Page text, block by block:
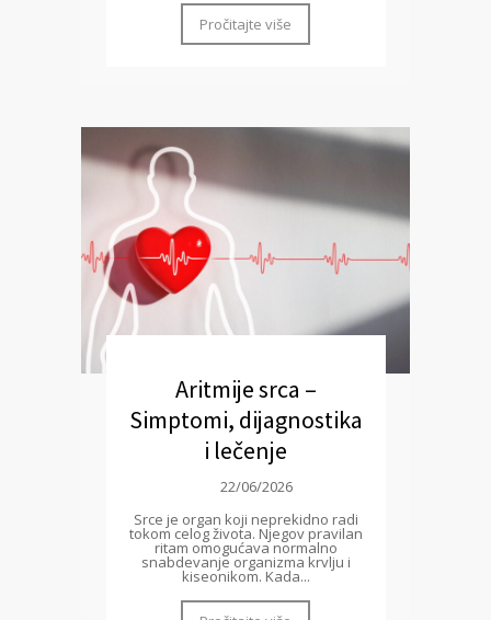
Pročitajte više
Aritmije srca –
Simptomi, dijagnostika
i lečenje
22/06/2026
Srce je organ koji neprekidno radi
tokom celog života. Njegov pravilan
ritam omogućava normalno
snabdevanje organizma krvlju i
kiseonikom. Kada...